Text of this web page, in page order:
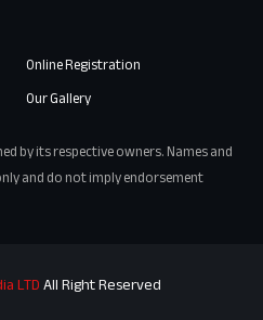
Online Registration
Our Gallery
by its respective owners. Names and
and do not imply endorsement
LTDAll Right Reserved